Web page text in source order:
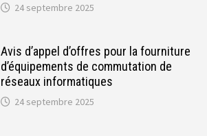
24 septembre 2025
Avis d’appel d’offres pour la fourniture
d’équipements de commutation de
réseaux informatiques
24 septembre 2025